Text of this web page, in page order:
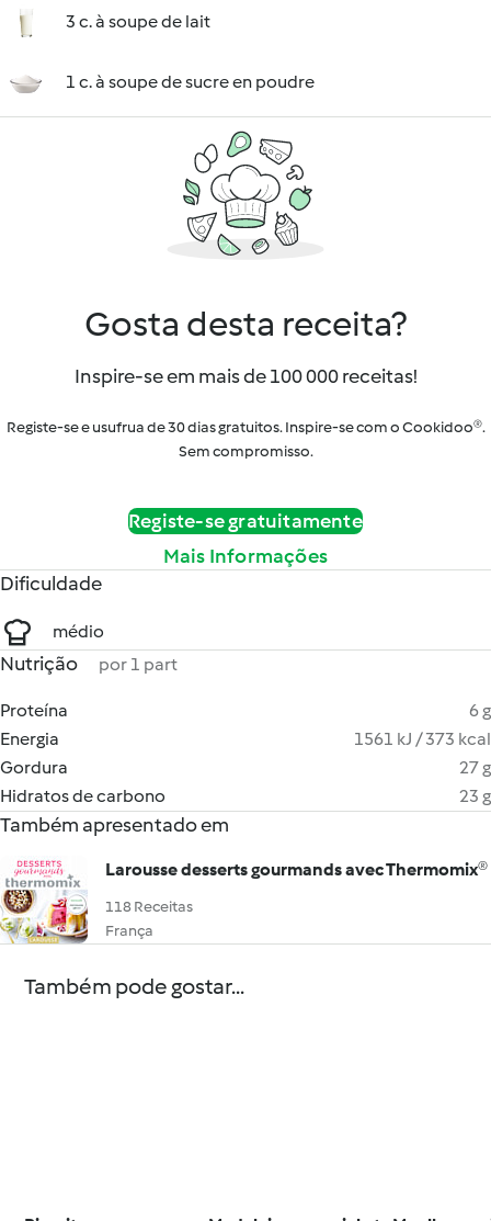
3 c. à soupe de lait
1 c. à soupe de sucre en poudre
Gosta desta receita?
Inspire-se em mais de 100 000 receitas!
Registe-se e usufrua de 30 dias gratuitos. Inspire-se com o Cookidoo®.
Sem compromisso.
Registe-se gratuitamente
Mais Informações
Dificuldade
médio
Nutrição por 1 part
Proteína
6 g
Energia
1561 kJ / 373 kcal
Gordura
27 g
Hidratos de carbono
23 g
Também apresentado em
Larousse desserts gourmands avec Thermomix®
118 Receitas
França
Também pode gostar...